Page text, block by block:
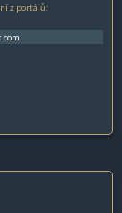
z portálů: